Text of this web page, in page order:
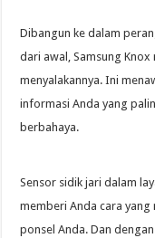
Dibangun ke dalam
dari awal, Samsung
menyalakannya. Ini
informasi Anda yang
berbahaya.
Sensor sidik jari dalam
memberi Anda cara yang
ponsel Anda. Dan